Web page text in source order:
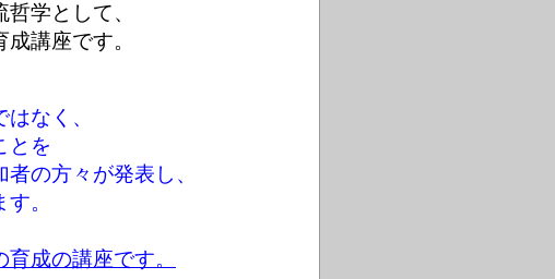
学として、
講座です。
なく、
とを
の方々が発表し、
。
育成の講座です。